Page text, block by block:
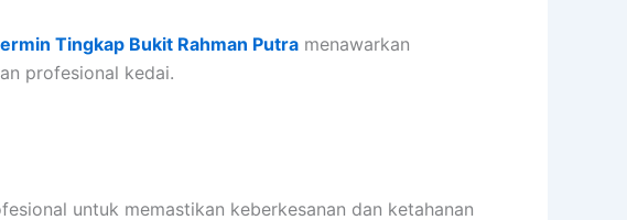
Tingkap Bukit Rahman Putra menawarkan
profesional kedai.
untuk memastikan keberkesanan dan ketahanan